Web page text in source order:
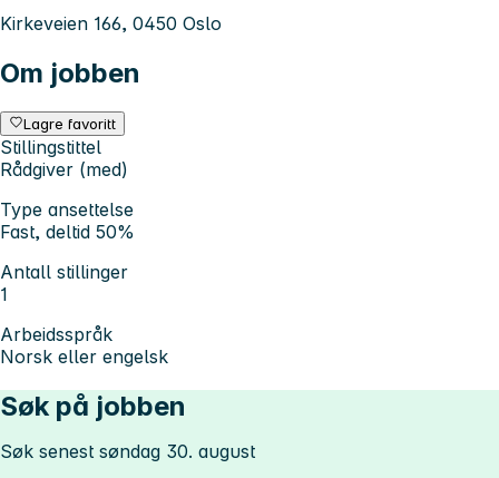
Kirkeveien 166, 0450 Oslo
Om jobben
Lagre favoritt
Stillingstittel
Rådgiver (med)
Type ansettelse
Fast, deltid 50%
Antall stillinger
1
Arbeidsspråk
Norsk eller engelsk
Søk på jobben
Søk senest søndag 30. august